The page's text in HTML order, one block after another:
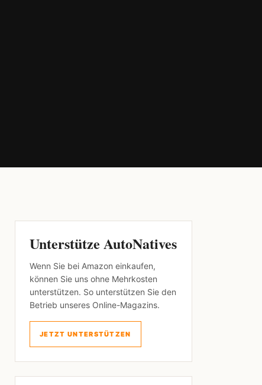
Unterstütze AutoNatives
Wenn Sie bei Amazon einkaufen,
können Sie uns ohne Mehrkosten
unterstützen. So unterstützen Sie den
Betrieb unseres Online-Magazins.
JETZT UNTERSTÜTZEN